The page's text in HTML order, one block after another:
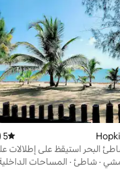
متوسط5 (6)
البحر استيقظ على إطلالات
· شاطئ · المساحات